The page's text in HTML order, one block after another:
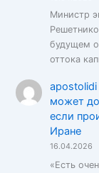
Министр
будущем
оттока
apostolidi
может
если
Иране
16.04.2026
«Есть